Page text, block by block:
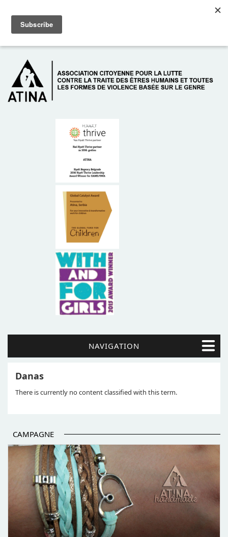
À PROPOS DE NOUS
NAVIGATION
Danas
There is currently no content classified with this term.
CAMPAGNE